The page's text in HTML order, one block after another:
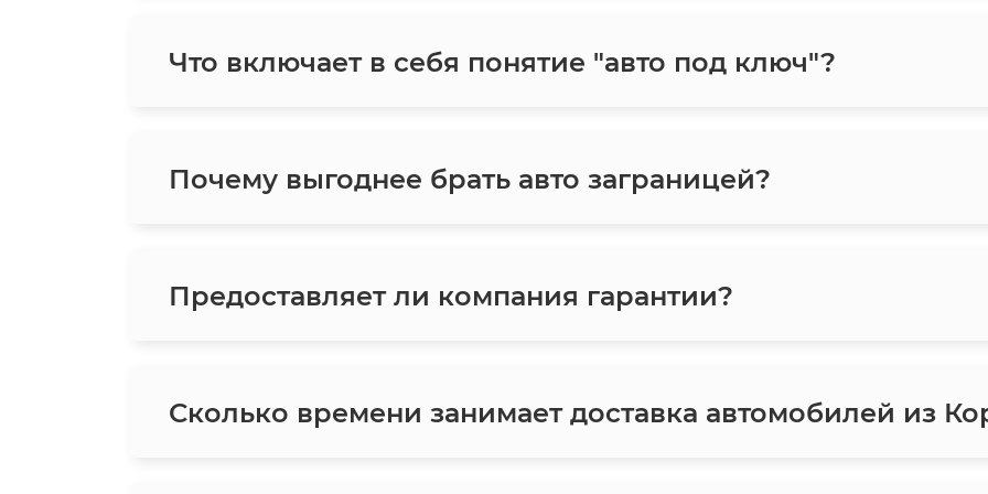
Что включает в себя понятие "авто под ключ"?
Почему выгоднее брать авто заграницей?
Предоставляет ли компания гарантии?
Сколько времени занимает доставка автомобилей из